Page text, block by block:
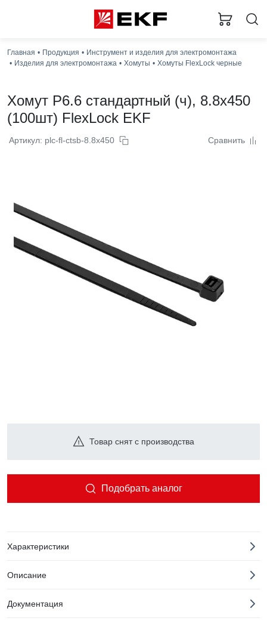
Главная Продукция
Инструмент и изделия для электромонтажа
Изделия для электромонтажа
Хомуты Хомуты FlexLock черные
Хомут P6.6 стандартный (ч), 8.8x450
(100шт) FlexLock EKF
Артикул: plc-fl-ctsb-8.8x450 Сравнить
Товар снят с производства
Подобрать аналог
Характеристики
Описание
Документация